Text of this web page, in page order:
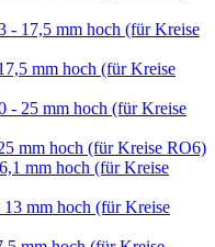
- 17,5 mm hoch (für Kreise
mm hoch (für Kreise
- 25 mm hoch (für Kreise
mm hoch (für Kreise RO6)
mm hoch (für Kreise
mm hoch (für Kreise